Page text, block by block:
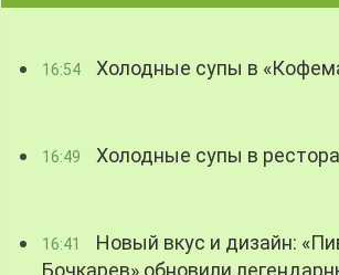
16:54 Холодные супы в
16:49 Холодные супы в
16:41
Новый вкус и дизайн:
Бочкарев» обновили